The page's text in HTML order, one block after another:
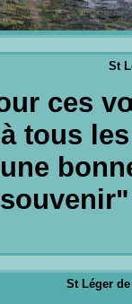
St
ces
tous
St Léger